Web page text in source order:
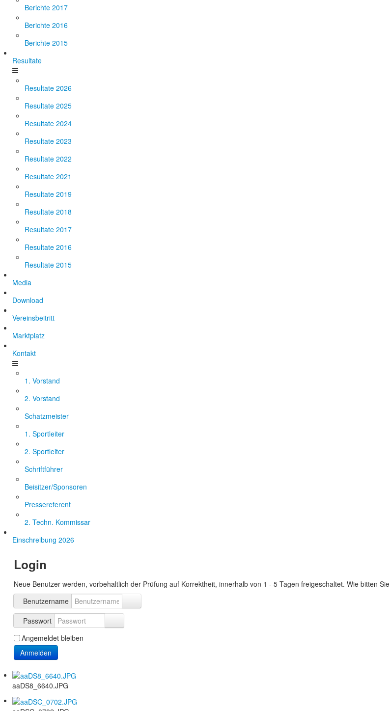
Berichte 2017
Berichte 2016
Berichte 2015
Resultate
Resultate 2026
Resultate 2025
Resultate 2024
Resultate 2023
Resultate 2022
Resultate 2021
Resultate 2019
Resultate 2018
Resultate 2017
Resultate 2016
Resultate 2015
Media
Download
Vereinsbeitritt
Marktplatz
Kontakt
1. Vorstand
2. Vorstand
Schatzmeister
1. Sportleiter
2. Sportleiter
Schriftführer
Beisitzer/Sponsoren
Pressereferent
2. Techn. Kommissar
Einschreibung 2026
Login
Neue Benutzer werden, vorbehaltlich der Prüfung auf Korrektheit, innerhalb von 1 - 5 Tagen freigeschaltet. Wie bitten
Benutzername
Passwort
Angemeldet bleiben
Anmelden
aaDS8_6640.JPG